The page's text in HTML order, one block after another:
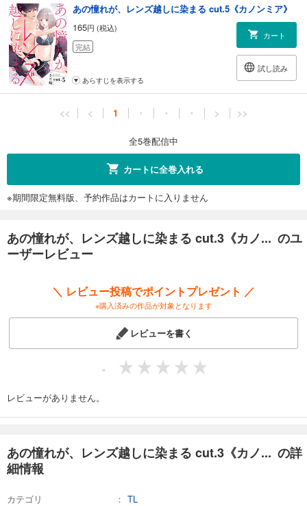
あの憧れが、レンズ越しに染まる cut.5《カノンミア》
165円 (税込)
完結
カート
試し読み
あらすじを表示する
<< < 1 ・ ・ ・ > >>
全5巻配信中
カートに全巻入れる
※期間限定無料版、予約作品はカートに入りません
あの憧れが、レンズ越しに染まる cut.3《カノ... のユ
ーザーレビュー
＼ レビュー投稿でポイントプレゼント ／
※購入済みの作品が対象となります
レビューを書く
-
レビューがありません。
あの憧れが、レンズ越しに染まる cut.3《カノ... の詳
細情報
カテゴリ
TL